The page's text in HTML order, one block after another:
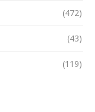
(472)
(43)
(119)